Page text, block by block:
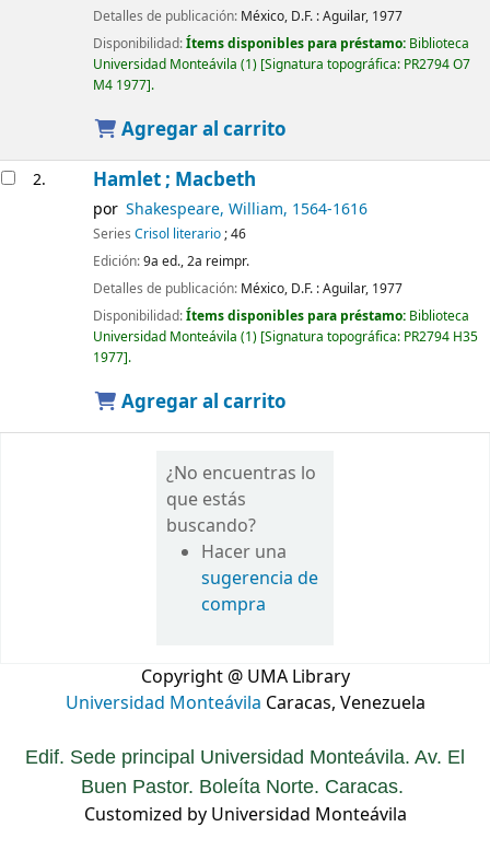
Detalles de publicación: México, D.F. :Aguilar, 1977
Disponibilidad:Ítems disponibles para préstamo: Biblioteca
Universidad Monteávila (1) Signatura topográfica: PR2794 O7
M4 1977 .
Agregar al carrito
2. Hamlet ; Macbeth
por Shakespeare, William, 1564-1616
Series Crisol literario; 46
Edición:9a ed., 2a reimpr.
Detalles de publicación: México, D.F. :Aguilar, 1977
Disponibilidad:Ítems disponibles para préstamo: Biblioteca
Universidad Monteávila (1) Signatura topográfica: PR2794 H35
1977 .
Agregar al carrito
¿No encuentras lo
que estás
buscando?
Hacer una
sugerencia de
compra
Copyright @ UMA Library
Universidad Monteávila Caracas, Venezuela
Edif. Sede principal Universidad Monteávila. Av. El
Buen Pastor. Boleíta Norte. Caracas.
Customized by Universidad Monteávila